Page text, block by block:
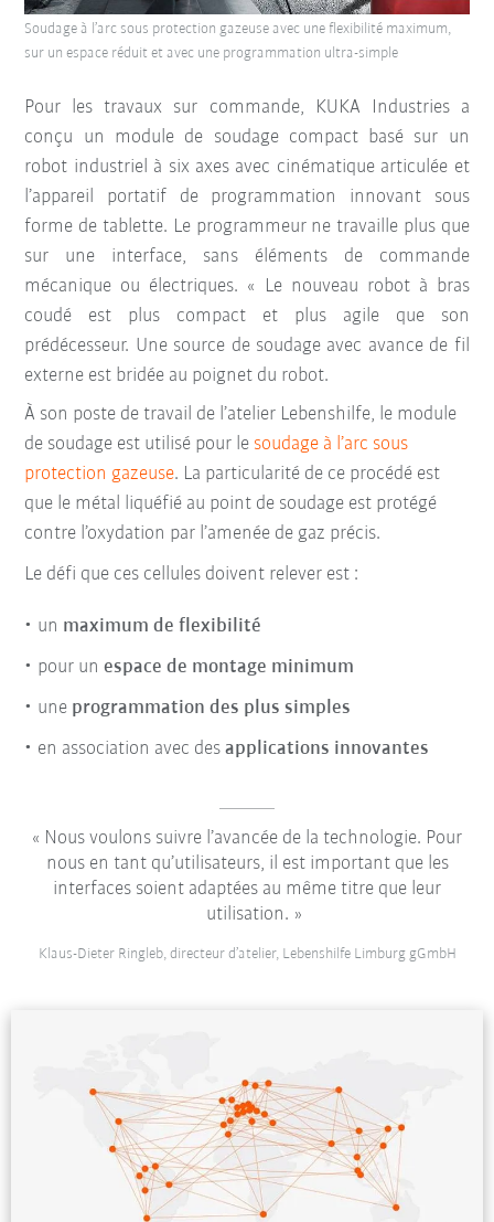
Pour les travaux sur commande, KUKA Industries a
conçu un module de soudage compact basé sur un
robot industriel à six axes avec cinématique articulée et
l’appareil portatif de programmation innovant sous
forme de tablette. Le programmeur ne travaille plus que
sur une interface, sans éléments de commande
mécanique ou électriques. « Le nouveau robot à bras
coudé est plus compact et plus agile que son
prédécesseur. Une source de soudage avec avance de fil
externe est bridée au poignet du robot.
À son poste de travail de l’atelier Lebenshilfe, le module
de soudage est utilisé pour le soudage à l’arc sous
protection gazeuse. La particularité de ce procédé est
que le métal liquéfié au point de soudage est protégé
contre l’oxydation par l’amenée de gaz précis.
Le défi que ces cellules doivent relever est :
un maximum de flexibilité
pour unespace de montage minimum
une programmation des plus simples
en association avec desapplications innovantes
Soudage à l’arc sous protection gazeuse avec une flexibilité maximum,
sur un espace réduit et avec une programmation ultra-simple
Nous voulons suivre l’avancée de la technologie. Pour
nous en tant qu’utilisateurs, il est important que les
interfaces soient adaptées au même titre que leur
utilisation.
Klaus-Dieter Ringleb, directeur d’atelier, Lebenshilfe Limburg gGmbH